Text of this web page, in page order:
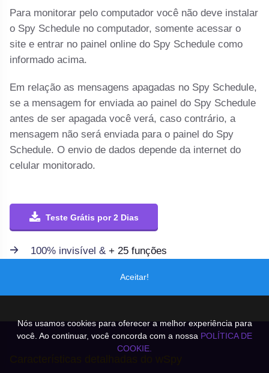
Para monitorar pelo computador você não deve instalar
o Spy Schedule no computador, somente acessar o
site e entrar no painel online do Spy Schedule como
informado acima.
Em relação as mensagens apagadas no Spy Schedule,
se a mensagem for enviada ao painel do Spy Schedule
antes de ser apagada você verá, caso contrário, a
mensagem não será enviada para o painel do Spy
Schedule. O envio de dados depende da internet do
celular monitorado.
Teste Grátis por 2 Dias
100% invisível & + 25 funções
Aceitar!
Nós usamos cookies para oferecer a melhor experiência para
você. Ao continuar, você concorda com a nossa POLÍTICA DE
COOKIE.